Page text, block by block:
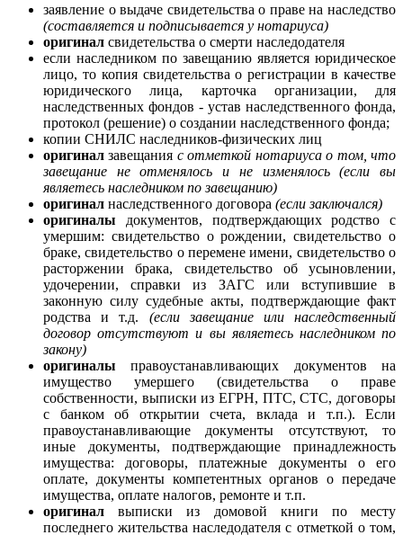
заявление о выдаче свидетельства о праве на наследство
(составляется и подписывается у нотариуса)
оригинал свидетельства о смерти наследодателя
если наследником по завещанию является юридическое
лицо, то копия свидетельства о регистрации в качестве
юридического лица, карточка организации, для
наследственных фондов - устав наследственного фонда,
протокол (решение) о создании наследственного фонда;
копии СНИЛС наследников-физических лиц
оригинал завещания с отметкой нотариуса о том, что
завещание не отменялось и не изменялось (если вы
являетесь наследником по завещанию)
оригинал наследственного договора (если заключался)
оригиналы документов, подтверждающих родство с
умершим: свидетельство о рождении, свидетельство о
браке, свидетельство о перемене имени, свидетельство о
расторжении брака, свидетельство об усыновлении,
удочерении, справки из ЗАГС или вступившие в
законную силу судебные акты, подтверждающие факт
родства и т.д. (еслизавещание или наследственный
договор отсутствуют и вы являетесь наследником по
закону)
оригиналы правоустанавливающих документов на
имущество умершего (свидетельства о праве
собственности, выписки из ЕГРН, ПТС, СТС, договоры
с банком об открытии счета, вклада и т.п.). Если
правоустанавливающие документы отсутствуют, то
иные документы, подтверждающие принадлежность
имущества: договоры, платежные документы о его
оплате, документы компетентных органов о передаче
имущества, оплате налогов, ремонте и т.п.
оригиналвыписки из домовой книги по месту
последнего жительства наследодателя с отметкой о том,